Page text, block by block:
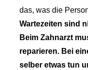
das, was die
Wartezeiten sind
Beim Zahnarzt
reparieren. Bei
selber etwas tun